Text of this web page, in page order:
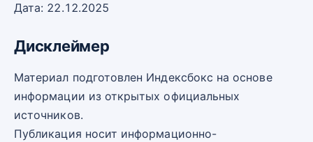
Дата: 22.12.2025
Дисклеймер
Материал подготовлен Индексбокс на основе
информации из открытых официальных
источников.
Публикация носит информационно-